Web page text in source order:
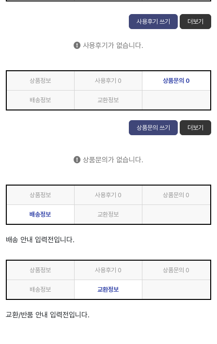
사용후기 쓰기 더보기
사용후기가 없습니다.
상품정보 사용후기 0 상품문의 0
배송정보 교환정보
상품문의 쓰기 더보기
상품문의가 없습니다.
상품정보 사용후기 0 상품문의 0
배송정보 교환정보
배송 안내 입력전입니다.
상품정보 사용후기 0 상품문의 0
배송정보 교환정보
교환/반품 안내 입력전입니다.